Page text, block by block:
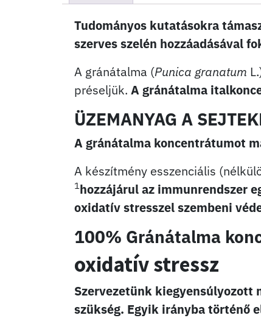
Tudományos kutatásokra
szerves szelén hozzáadásával
A gránátalma (Punica granatum
préseljük. A gránátalma
ÜZEMANYAG A
A gránátalma koncentrátumot
A készítmény esszenciális
1hozzájárul az immunrendszer
oxidatív stresszel szembeni
100% Gránátalma
oxidatív stressz
Szervezetünk kiegyensúlyozott
szükség. Egyik irányba történő